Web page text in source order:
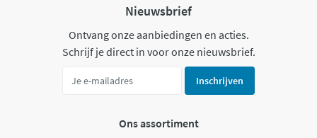
Nieuwsbrief
Ontvang onze aanbiedingen en acties.
Schrijf je direct in voor onze nieuwsbrief.
Inschrijven
Ons assortiment